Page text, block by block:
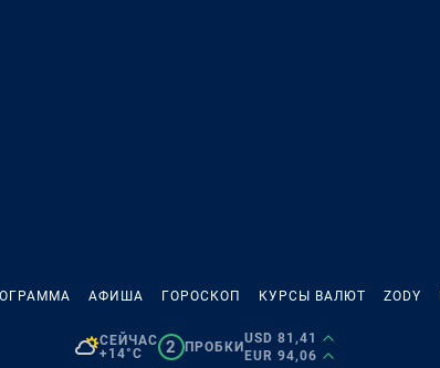
АФИША ГОРОСКОП КУРСЫ ВАЛЮТ ZODY
СЕЙЧАС
+14°C
2 ПРОБКИ
USD 81,41
EUR 94,06